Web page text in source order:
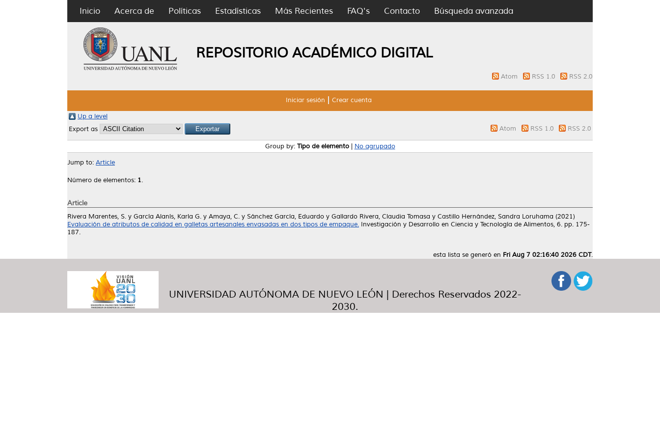
Inicio Acerca de Políticas Estadísticas Más Recientes FAQ's Contacto Búsqueda avanzada
REPOSITORIO ACADÉMICO DIGITAL
Atom RSS 1.0 RSS 2.0
Iniciar sesión Crear cuenta
Up a level
Export as
Atom RSS 1.0 RSS 2.0
Group by: Tipo de elemento| No agrupado
Jump to: Article
Número de elementos: 1.
Article
Rivera Marentes, S. y García Alanís, Karla G. y Amaya, C. y Sánchez García, Eduardo y Gallardo Rivera, Claudia Tomasa y Castillo Hernández, Sandra Loruhama (2021)
Evaluación de atributos de calidad en galletas artesanales envasadas en dos tipos de empaque. Investigación y Desarrollo en Ciencia y Tecnología de Alimentos, 6. pp. 175-
187.
esta lista se generó en Fri Aug 7 02:16:40 2026 CDT.
UNIVERSIDAD AUTÓNOMA DE NUEVO LEÓN | Derechos Reservados 2022-
2030.